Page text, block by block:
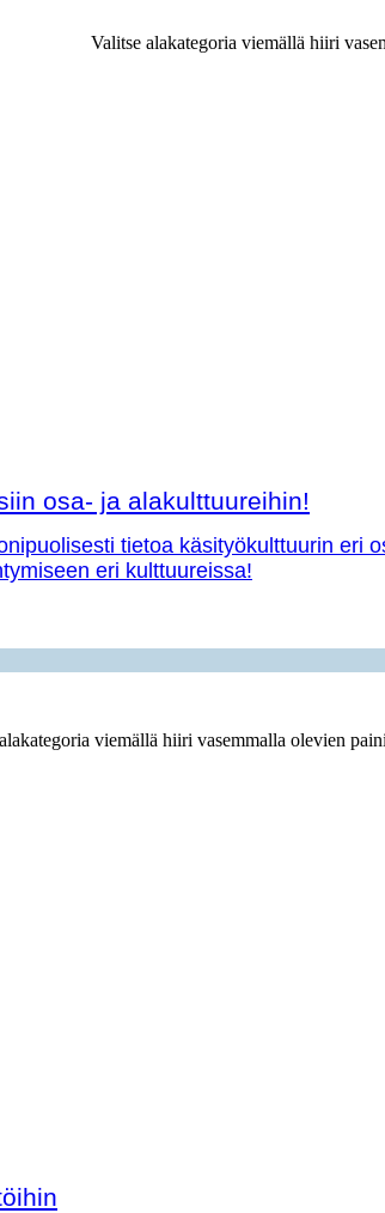
Valitse alakategoria viemällä hiiri
osa- ja alakulttuureihin!
tietoa käsityökulttuurin eri
eri kulttuureissa!
viemällä hiiri vasemmalla olevien